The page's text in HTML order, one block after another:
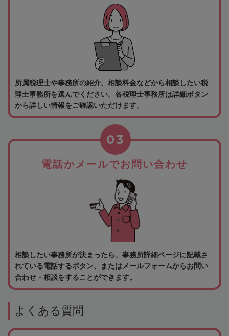
所属税理士や事務所の紹介、相談料金などから相談したい税
理士事務所を選んでください。各税理士事務所は詳細ボタン
から詳しい情報をご確認いただけます。
電話かメールでお問い合わせ
03
相談したい事務所が決まったら、事務所詳細ページに記載さ
れている電話するボタン、またはメールフォームからお問い
合わせ・相談をすることができます。
よくある質問